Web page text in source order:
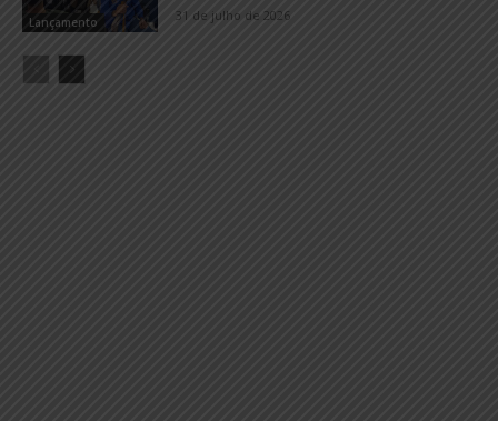
Lançamento 31 de julho de 2026